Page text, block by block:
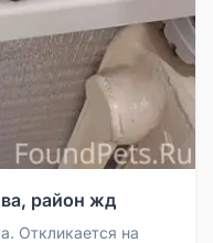
район жд
Откликается на